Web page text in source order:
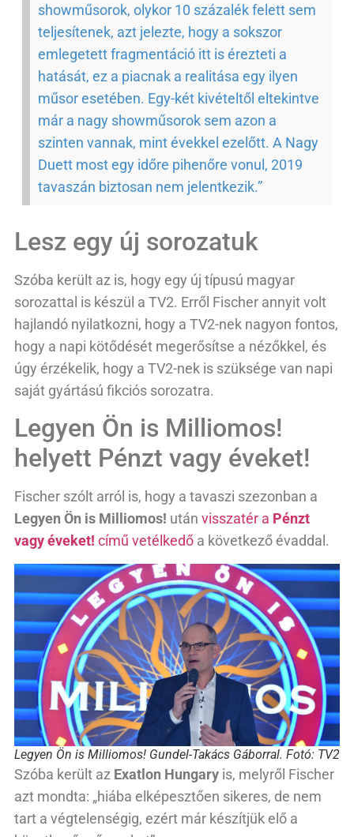
showműsorok, olykor 10 százalék felett sem
teljesítenek, azt jelezte, hogy a sokszor
emlegetett fragmentáció itt is érezteti a
hatását, ez a piacnak a realitása egy ilyen
műsor esetében. Egy-két kivételtől eltekintve
már a nagy showműsorok sem azon a
szinten vannak, mint évekkel ezelőtt. A Nagy
Duett most egy időre pihenőre vonul, 2019
tavaszán biztosan nem jelentkezik.”
Lesz egy új sorozatuk
Szóba került az is, hogy egy új típusú magyar
sorozattal is készül a TV2. Erről Fischer annyit volt
hajlandó nyilatkozni, hogy a TV2-nek nagyon fontos,
hogy a napi kötődését megerősítse a nézőkkel, és
úgy érzékelik, hogy a TV2-nek is szüksége van napi
saját gyártású fikciós sorozatra.
Legyen Ön is Milliomos!
helyett Pénzt vagy éveket!
Fischer szólt arról is, hogy a tavaszi szezonban a
Legyen Ön is Milliomos! után visszatér a Pénzt
vagy éveket! című vetélkedő a következő évaddal.
Legyen Ön is Milliomos! Gundel-Takács Gáborral. Fotó: TV2
Szóba került az Exatlon Hungary is, melyről Fischer
azt mondta: „hiába elképesztően sikeres, de nem
tart a végtelenségig, ezért már készítjük elő a